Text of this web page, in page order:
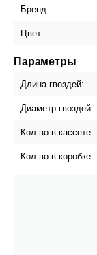
Бренд:
Цвет:
Параметры
Длина гвоздей:
Диаметр гвоздей:
Кол-во в кассете:
Кол-во в коробке: